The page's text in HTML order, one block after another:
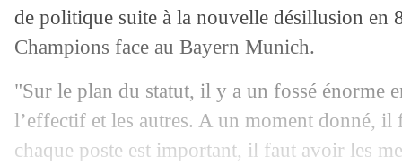
de politique suite à la nouvelle désillusion en
Champions face au Bayern Munich.
"Sur le plan du statut, il y a un fossé énorme
l’effectif et les autres. A un moment donné, il
chaque poste est important, il faut avoir les
12/03 L1 : Clermont 0-4 Lens (fini)
12/03 Arsenal : le Real, Arteta esquive
: Lorient-Troyes, les compos